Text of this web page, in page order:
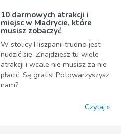
10 darmowych atrakcji i
miejsc w Madrycie, które
musisz zobaczyć
W stolicy Hiszpanii trudno jest
nudzić się. Znajdziesz tu wiele
atrakcji i wcale nie musisz za nie
płacić. Są gratis! Potowarzyszysz
nam?
Czytaj